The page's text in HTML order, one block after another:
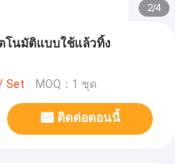
2/4
โนมัติแบบใช้แล้วทิ้ง
Set MOQ：1 ชุด
ติดต่อตอนนี้